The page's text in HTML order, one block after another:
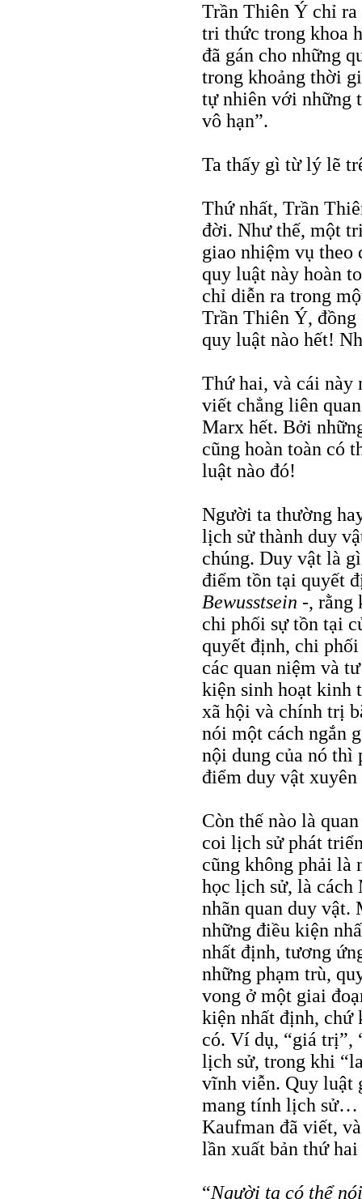
Trần Thiên Ý chỉ ra
tri thức trong khoa
đã gán cho những
trong khoảng thời
tự nhiên với những
vô hạn”.
Ta thấy gì từ lý lẽ
Thứ nhất, Trần
đời. Như thế, một
giao nhiệm vụ
quy luật này hoàn
chỉ diễn ra trong
Trần Thiên Ý, đồng
quy luật nào hết!
Thứ hai, và cái này
viết chẳng liên
Marx hết. Bởi
cũng hoàn toàn có
luật nào đó!
Người ta thường
lịch sử thành duy
chúng. Duy vật là
điểm tồn tại quyết
Bewusstsein -, rằng
chi phối sự tồn tại
quyết định, chi
các quan niệm và
kiện sinh hoạt kinh
xã hội và chính trị
nói một cách ngắn
nội dung của nó thì
điểm duy vật xuyên
Còn thế nào là
coi lịch sử phát
cũng không phải là
học lịch sử, là cách
nhãn quan duy vật.
những điều kiện
nhất định, tương
những phạm trù,
vong ở một giai
kiện nhất định, chứ
có. Ví dụ, “giá trị”,
lịch sử, trong khi
vĩnh viễn. Quy luật
mang tính lịch sử…
Kaufman đã viết,
lần xuất bản thứ
“Người ta có thể